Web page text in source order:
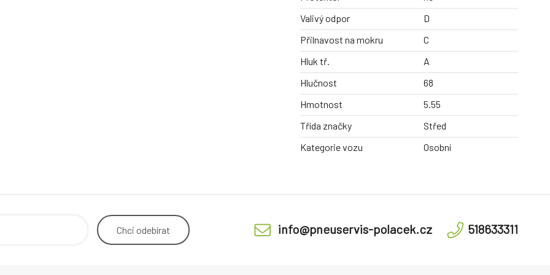
Valivý odpor
D
Přilnavost na mokru
C
Hluk tř.
A
Hlučnost
68
Hmotnost
5.55
Třída značky
Střed
Kategorie vozu
Osobní
Chci odebírat info@pneuservis-polacek.cz 518633311